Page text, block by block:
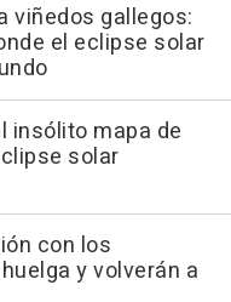
viñedos gallegos:
el eclipse solar
insólito mapa de
solar
con los
y volverán a